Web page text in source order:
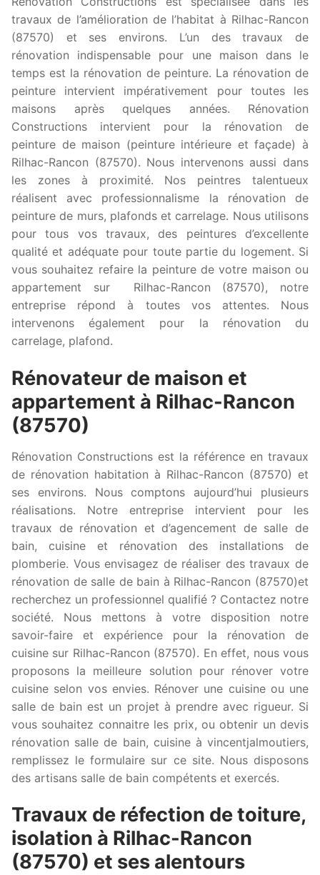
travaux de l’amélioration de l’habitat à Rilhac-Rancon
(87570) et ses environs. L’un des travaux de
rénovation indispensable pour une maison dans le
temps est la rénovation de peinture. La rénovation de
peinture intervient impérativement pour toutes les
maisons après quelques années. Rénovation
Constructions intervient pour la rénovation de
peinture de maison (peinture intérieure et façade) à
Rilhac-Rancon (87570). Nous intervenons aussi dans
les zones à proximité. Nos peintres talentueux
réalisent avec professionnalisme la rénovation de
peinture de murs, plafonds et carrelage. Nous utilisons
pour tous vos travaux, des peintures d’excellente
qualité et adéquate pour toute partie du logement. Si
vous souhaitez refaire la peinture de votre maison ou
appartement sur Rilhac-Rancon (87570), notre
entreprise répond à toutes vos attentes. Nous
intervenons également pour la rénovation du
carrelage, plafond.
Rénovateur de maison et
appartement à Rilhac-Rancon
(87570)
Rénovation Constructions est la référence en travaux
de rénovation habitation à Rilhac-Rancon (87570) et
ses environs. Nous comptons aujourd’hui plusieurs
réalisations. Notre entreprise intervient pour les
travaux de rénovation et d’agencement de salle de
bain, cuisine et rénovation des installations de
plomberie. Vous envisagez de réaliser des travaux de
rénovation de salle de bain à Rilhac-Rancon (87570)et
recherchez un professionnel qualifié ? Contactez notre
société. Nous mettons à votre disposition notre
savoir-faire et expérience pour la rénovation de
cuisine sur Rilhac-Rancon (87570). En effet, nous vous
proposons la meilleure solution pour rénover votre
cuisine selon vos envies. Rénover une cuisine ou une
salle de bain est un projet à prendre avec rigueur. Si
vous souhaitez connaitre les prix, ou obtenir un devis
rénovation salle de bain, cuisine à vincentjalmoutiers,
remplissez le formulaire sur ce site. Nous disposons
des artisans salle de bain compétents et exercés.
Travaux de réfection de toiture,
isolation à Rilhac-Rancon
(87570) et ses alentours